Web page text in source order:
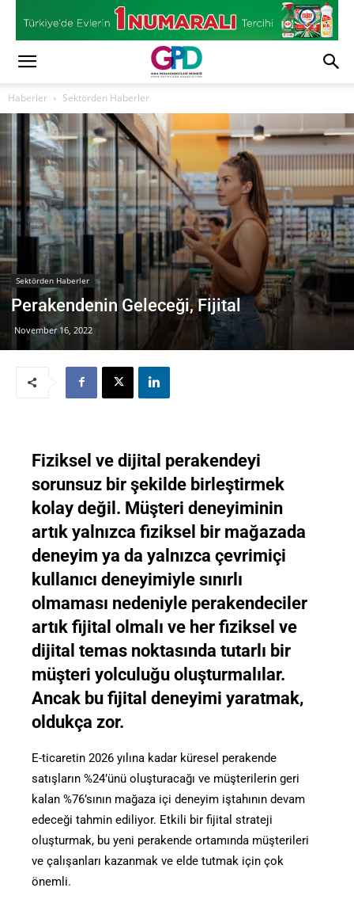
Haberler Sektörden Haberler
Sektörden Haberler
Perakendenin Geleceği, Fijital
November 16, 2022
Fiziksel ve dijital perakendeyi
sorunsuz bir şekilde birleştirmek
kolay değil. Müşteri deneyiminin
artık yalnızca fiziksel bir mağazada
deneyim ya da yalnızca çevrimiçi
kullanıcı deneyimiyle sınırlı
olmaması nedeniyle perakendeciler
artık fijital olmalı ve her fiziksel ve
dijital temas noktasında tutarlı bir
müşteri yolculuğu oluşturmalılar.
Ancak bu fijital deneyimi yaratmak,
oldukça zor.
E-ticaretin 2026 yılına kadar küresel perakende
satışların %24’ünü oluşturacağı ve müşterilerin geri
kalan %76’sının mağaza içi deneyim iştahının devam
edeceği tahmin ediliyor. Etkili bir fijital strateji
oluşturmak, bu yeni perakende ortamında müşterileri
ve çalışanları kazanmak ve elde tutmak için çok
önemli.